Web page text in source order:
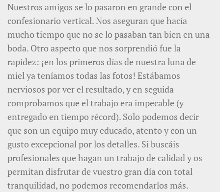
Nuestros amigos se lo pasaron en grande con el
confesionario vertical. Nos aseguran que hacía
mucho tiempo que no se lo pasaban tan bien en una
boda. Otro aspecto que nos sorprendió fue la
rapidez: ¡en los primeros días de nuestra luna de
miel ya teníamos todas las fotos! Estábamos
nerviosos por ver el resultado, y en seguida
comprobamos que el trabajo era impecable (y
entregado en tiempo récord). Solo podemos decir
que son un equipo muy educado, atento y con un
gusto excepcional por los detalles. Si buscáis
profesionales que hagan un trabajo de calidad y os
permitan disfrutar de vuestro gran día con total
tranquilidad, no podemos recomendarlos más.